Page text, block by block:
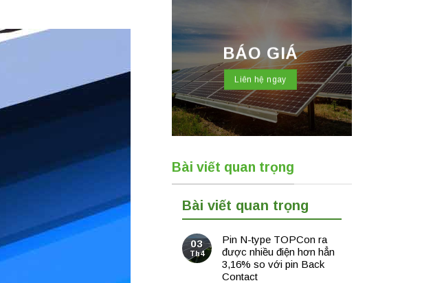
BÁO GIÁ
Liên hệ ngay
Bài viết quan trọng
Bài viết quan trọng
03
Th4
Pin N-type TOPCon ra
được nhiều điện hơn hẳn
3,16% so với pin Back
Contact